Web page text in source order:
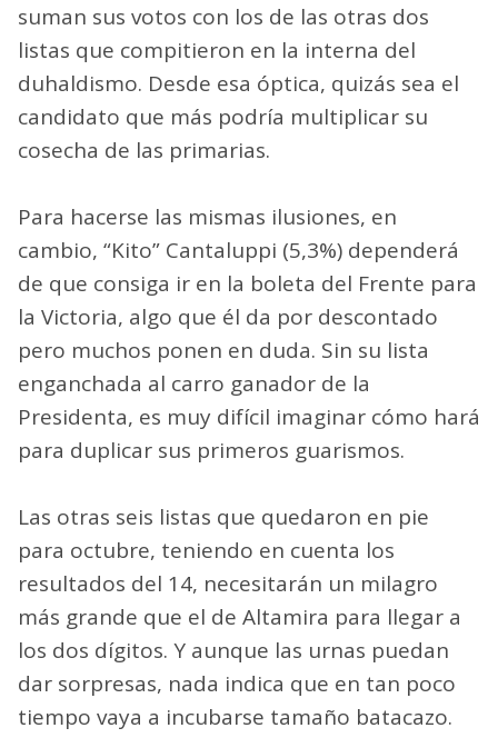
suman sus votos con los de las otras dos
listas que compitieron en la interna del
duhaldismo. Desde esa óptica, quizás sea el
candidato que más podría multiplicar su
cosecha de las primarias.
Para hacerse las mismas ilusiones, en
cambio, “Kito” Cantaluppi (5,3%) dependerá
de que consiga ir en la boleta del Frente para
la Victoria, algo que él da por descontado
pero muchos ponen en duda. Sin su lista
enganchada al carro ganador de la
Presidenta, es muy difícil imaginar cómo hará
para duplicar sus primeros guarismos.
Las otras seis listas que quedaron en pie
para octubre, teniendo en cuenta los
resultados del 14, necesitarán un milagro
más grande que el de Altamira para llegar a
los dos dígitos. Y aunque las urnas puedan
dar sorpresas, nada indica que en tan poco
tiempo vaya a incubarse tamaño batacazo.